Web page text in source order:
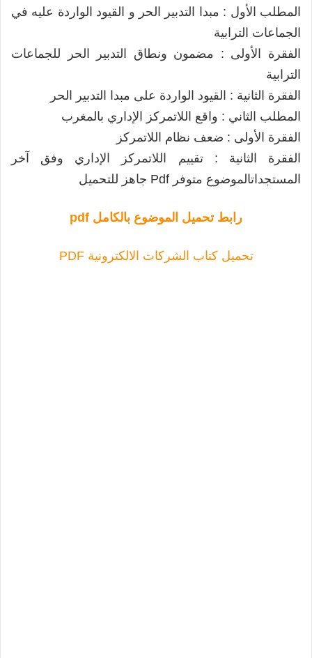
المطلب الأول : مبدا التدبير الحر و القيود الواردة عليه في
الجماعات الترابية
الفقرة الأولى : مضمون ونطاق التدبير الحر للجماعات
الترابية
الفقرة الثانية : القيود الواردة على مبدا التدبير الحر
المطلب الثاني : واقع اللاتمركز الإداري بالمغرب
الفقرة الأولى : ضعف نظام اللاتمركز
الفقرة الثانية : تقييم اللاتمركز الإداري وفق آخر
المستجداتالموضوع متوفر Pdf جاهز للتحميل
رابط تحميل الموضوع بالكامل pdf
تحميل كتاب الشركات الالكترونية PDF